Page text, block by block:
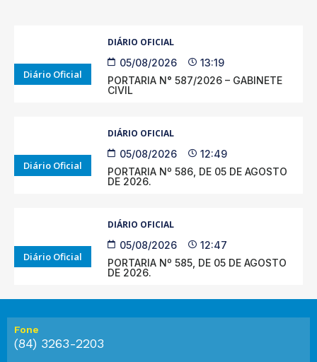
Diário Oficial
DIÁRIO OFICIAL
05/08/2026
13:19
PORTARIA N° 587/2026 – GABINETE
CIVIL
Diário Oficial
DIÁRIO OFICIAL
05/08/2026
12:49
PORTARIA Nº 586, DE 05 DE AGOSTO
DE 2026.
Diário Oficial
DIÁRIO OFICIAL
05/08/2026
12:47
PORTARIA Nº 585, DE 05 DE AGOSTO
DE 2026.
Fone
(84) 3263-2203